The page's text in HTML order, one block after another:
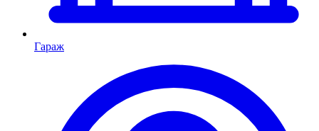
Гараж